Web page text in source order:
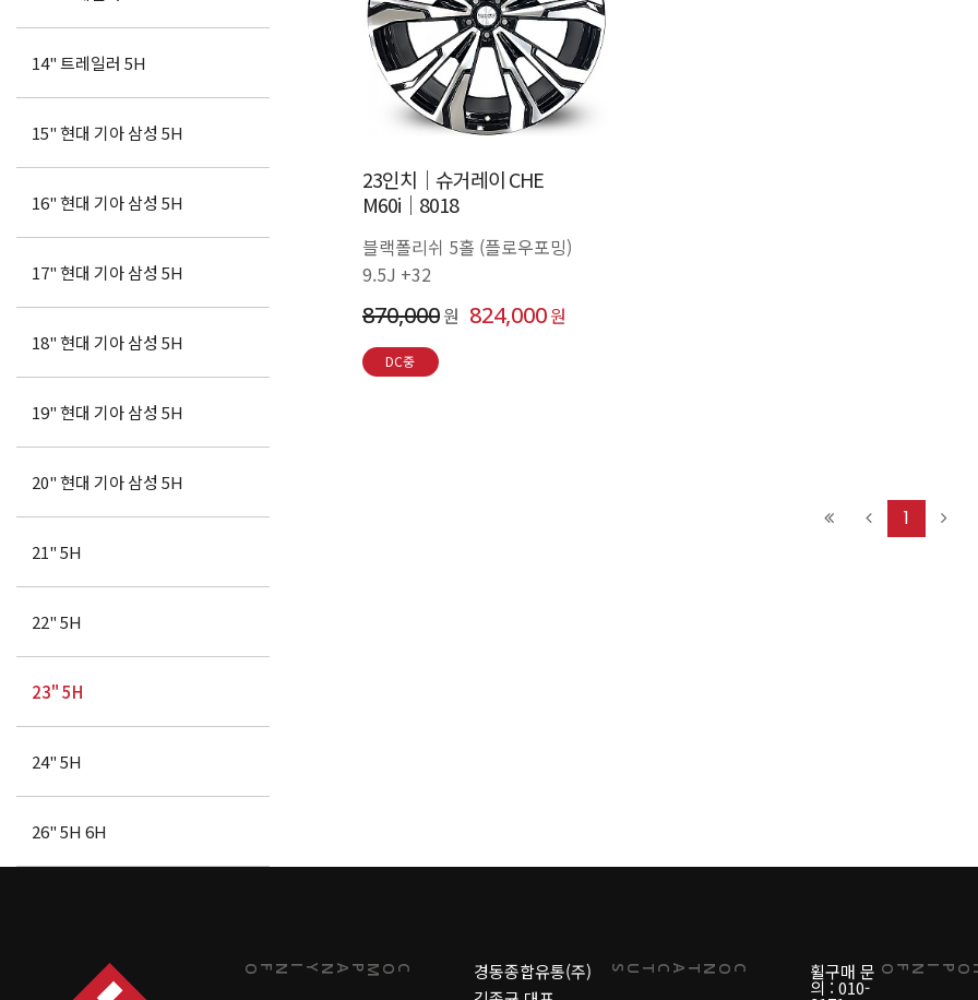
14" 트레일러 5H
15" 현대 기아 삼성 5H
16" 현대 기아 삼성 5H
17" 현대 기아 삼성 5H
18" 현대 기아 삼성 5H
19" 현대 기아 삼성 5H
20" 현대 기아 삼성 5H
21" 5H
22" 5H
23" 5H
24" 5H
26" 5H 6H
23인치│슈거레이 CHE
M60i│8018
블랙폴리쉬 5홀 (플로우포밍)
9.5J +32
870,000원 824,000원
DC중
1
COMPANY
INFO
경동종합유통(주)
CONTACT
US 휠구매 문
의 : 010-
INFO